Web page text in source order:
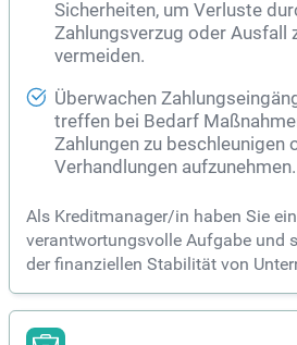
Sicherheiten, um Verluste
Zahlungsverzug oder Ausfall
vermeiden.
Überwachen
treffen bei Bedarf
Zahlungen zu beschleunigen
Verhandlungen aufzunehmen.
Als Kreditmanager/in haben Sie
verantwortungsvolle Aufgabe und
der finanziellen Stabilität von